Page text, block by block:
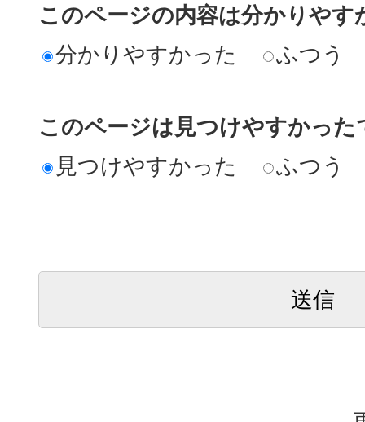
このページの内容は分かりやす
分かりやすかった
ふつう
このページは見つけやすかった
見つけやすかった
ふつう